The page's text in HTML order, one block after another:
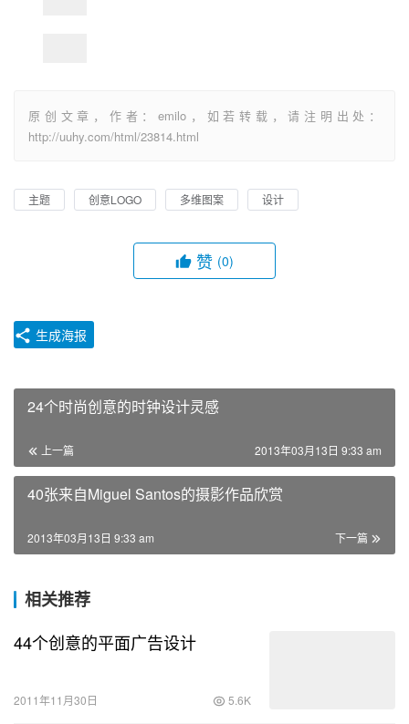
原创文章，作者：emilo，如若转载，请注明出处：
http://uuhy.com/html/23814.html
主题 创意LOGO 多维图案 设计
赞 (0)
生成海报
24个时尚创意的时钟设计灵感
上一篇 2013年03月13日 9:33 am
40张来自Miguel Santos的摄影作品欣赏
下一篇
2013年03月13日 9:33 am
相关推荐
44个创意的平面广告设计
2011年11月30日 5.6K